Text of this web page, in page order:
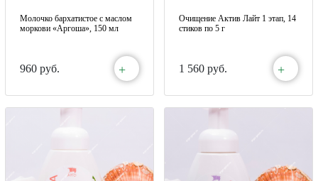
Молочко бархатистое с маслом
моркови «Аргоша», 150 мл
960 руб. +
Очищение Актив Лайт 1 этап, 14
стиков по 5 г
1 560 руб. +